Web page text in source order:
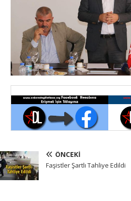
ÖNCEKI
Faşistler Şartlı Tahliye Edildi